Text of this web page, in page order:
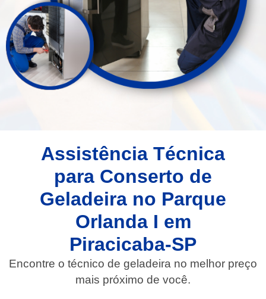
Assistência Técnica
para Conserto de
Geladeira no Parque
Orlanda I em
Piracicaba-SP
Encontre o técnico de geladeira no melhor preço
mais próximo de você.